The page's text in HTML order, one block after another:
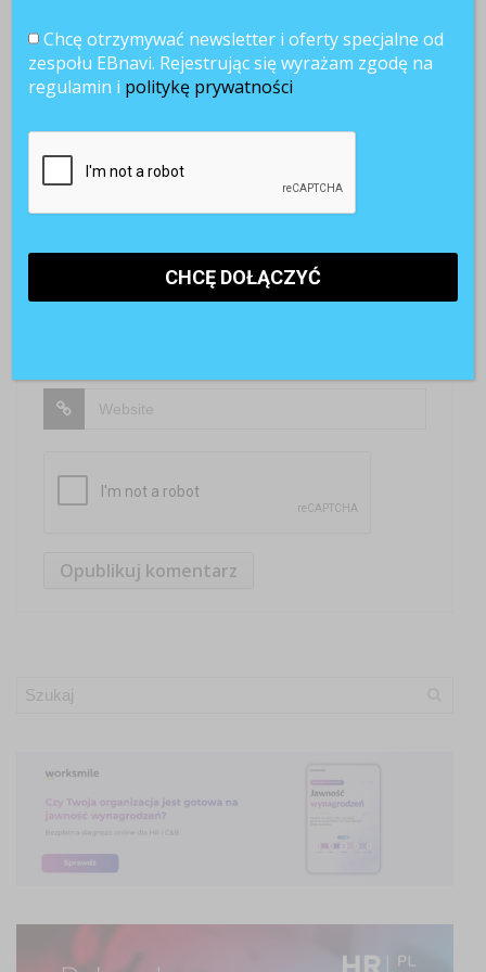
SKOMENTUJ
Chcę otrzymywać newsletter i oferty specjalne od
zespołu EBnavi. Rejestrując się wyrażam zgodę na
regulamin i politykę prywatności